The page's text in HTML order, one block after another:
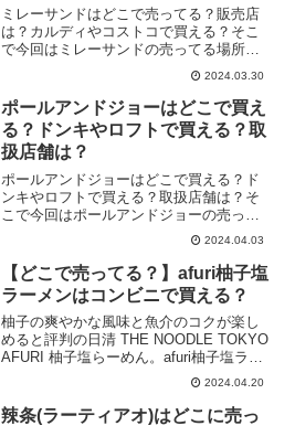
ミレーサンドはどこで売ってる？販売店
は？カルディやコストコで買える？そこ
で今回はミレーサンドの売ってる場所を
2024.03.30
ポールアンドジョーはどこで買え
る？ドンキやロフトで買える？取
扱店舗は？
ポールアンドジョーはどこで買える？ド
ンキやロフトで買える？取扱店舗は？そ
こで今回はポールアンドジョーの売って
2024.04.03
【どこで売ってる？】afuri柚子塩
ラーメンはコンビニで買える？
柚子の爽やかな風味と魚介のコクが楽し
めると評判の日清 THE NOODLE TOKYO
AFURI 柚子塩らーめん。afuri柚子塩ラー
メンはどこで売ってる？コンビニで買え
る？そこで今回はafuri柚子塩ラーメンの
売ってる場所を調べてみまし...
2024.04.20
辣条(ラーティアオ)はどこに売っ